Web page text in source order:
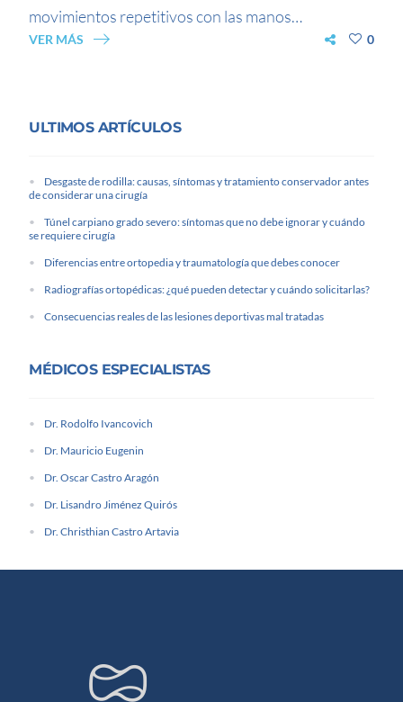
movimientos repetitivos con las manos…
VER MÁS 0
ULTIMOS ARTÍCULOS
Desgaste de rodilla: causas, síntomas y tratamiento conservador antes
de considerar una cirugía
Túnel carpiano grado severo: síntomas que no debe ignorar y cuándo
se requiere cirugía
Diferencias entre ortopedia y traumatología que debes conocer
Radiografías ortopédicas: ¿qué pueden detectar y cuándo solicitarlas?
Consecuencias reales de las lesiones deportivas mal tratadas
MÉDICOS ESPECIALISTAS
Dr. Rodolfo Ivancovich
Dr. Mauricio Eugenin
Dr. Oscar Castro Aragón
Dr. Lisandro Jiménez Quirós
Dr. Christhian Castro Artavia